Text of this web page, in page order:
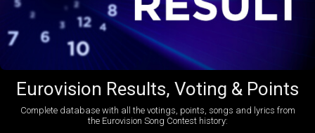
Eurovision Results, Voting & Points
Complete database with all the votings, points, songs and lyrics from
the Eurovision Song Contest history: